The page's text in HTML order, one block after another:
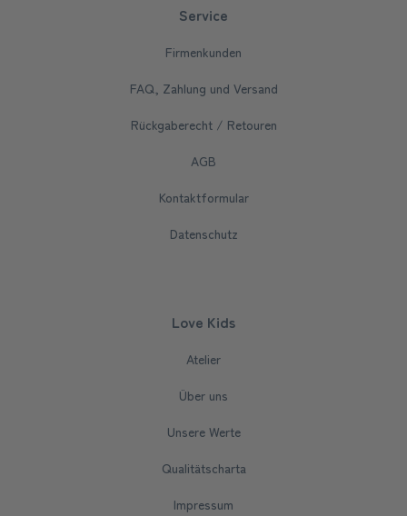
Service
Firmenkunden
FAQ, Zahlung und Versand
Rückgaberecht / Retouren
AGB
Kontaktformular
Datenschutz
Love Kids
Atelier
Über uns
Unsere Werte
Qualitätscharta
Impressum